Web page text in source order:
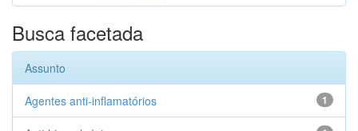
Busca facetada
Assunto
1
Agentes anti-inflamatórios